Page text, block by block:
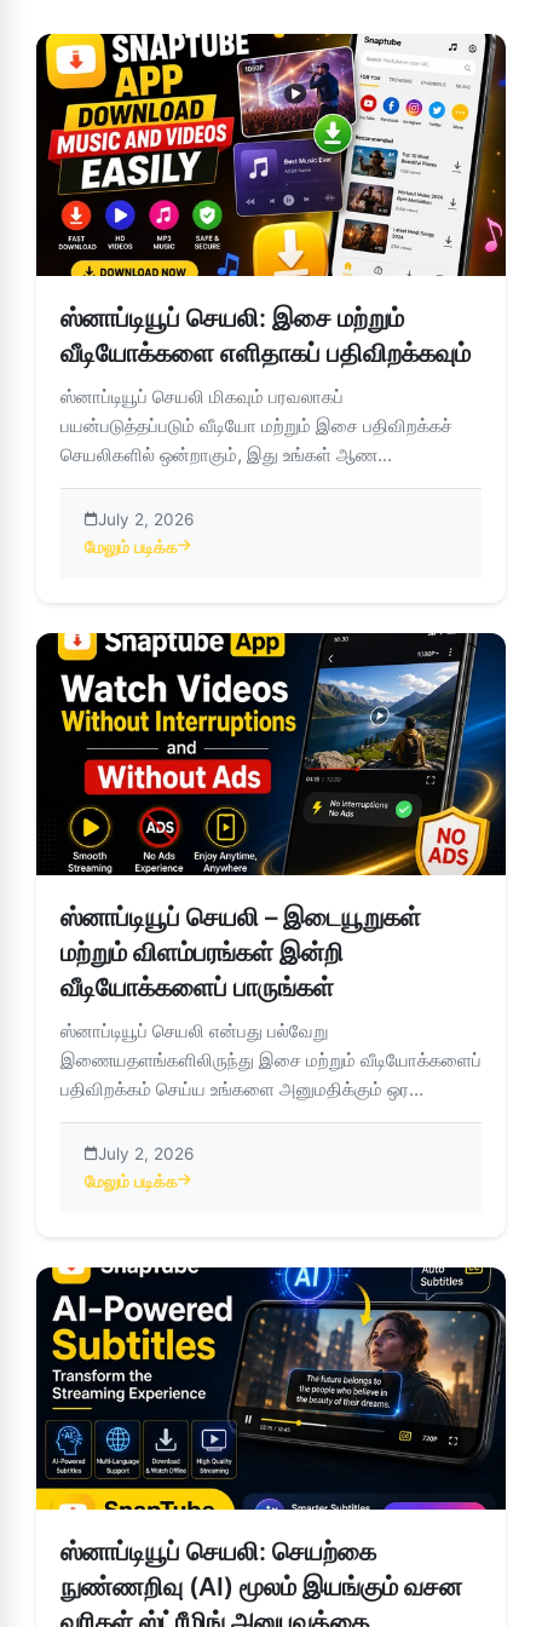
ஸ்னாப்டியூப் செயலி: இசை மற்றும்
வீடியோக்களை எளிதாகப் பதிவிறக்கவும்
ஸ்னாப்டியூப் செயலி மிகவும் பரவலாகப்
பயன்படுத்தப்படும் வீடியோ மற்றும் இசை பதிவிறக்கச்
செயலிகளில் ஒன்றாகும், இது உங்கள் ஆண...
July 2, 2026
மேலும் படிக்க
about ஸ்னாப்டியூப் செயலி: இசை மற்றும் வீடியோக்களை
ஸ்னாப்டியூப் செயலி – இடையூறுகள்
மற்றும் விளம்பரங்கள் இன்றி
வீடியோக்களைப் பாருங்கள்
ஸ்னாப்டியூப் செயலி என்பது பல்வேறு
இணையதளங்களிலிருந்து இசை மற்றும் வீடியோக்களைப்
பதிவிறக்கம் செய்ய உங்களை அனுமதிக்கும் ஒர...
July 2, 2026
மேலும் படிக்க
about ஸ்னாப்டியூப் செயலி – இடையூறுகள் மற்றும்
ஸ்னாப்டியூப் செயலி: செயற்கை
நுண்ணறிவு (AI) மூலம் இயங்கும் வசன